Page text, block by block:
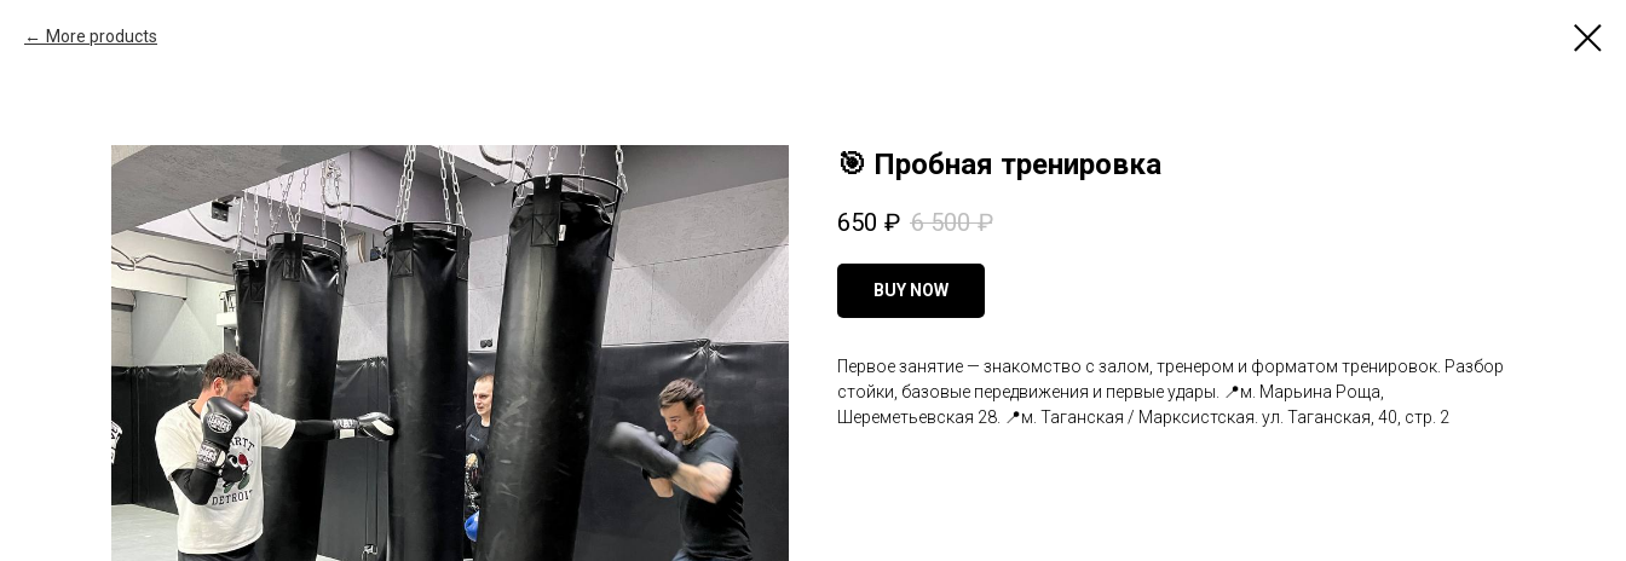
More products
🎯 Пробная тренировка
650 ₽ 6 500 ₽
BUY NOW
Первое занятие — знакомство с залом, тренером и форматом тренировок. Разбор
стойки, базовые передвижения и первые удары. 📍м. Марьина Роща,
Шереметьевская 28. 📍м. Таганская / Марксистская. ул. Таганская, 40, стр. 2